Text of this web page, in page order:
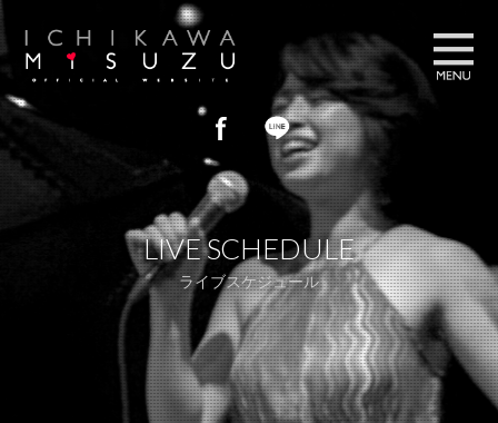
BLOG
GALLERY
フォトギャラリー
LIVE SCHEDULE
ライブスケジュール
CONTACT US
LIVE SCHEDULE
ライブスケジュール